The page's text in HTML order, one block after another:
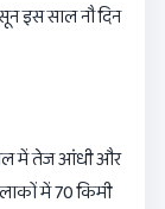
इस साल नौ दिन
में तेज आंधी और
में 70 किमी